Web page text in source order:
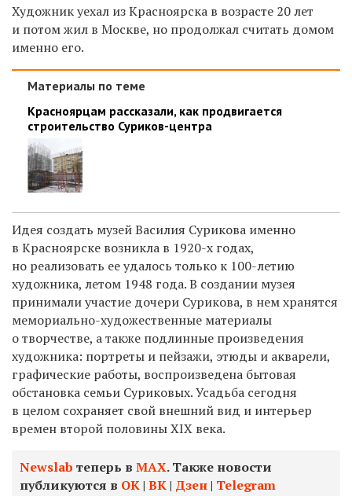
Художник уехал из Красноярска в возрасте 20 лет
и потом жил в Москве, но продолжал считать домом
именно его.
Материалы по теме
Красноярцам рассказали, как продвигается
строительство Суриков-центра
Идея создать музей Василия Сурикова именно
в Красноярске возникла в 1920-х годах,
но реализовать ее удалось только к 100-летию
художника, летом 1948 года. В создании музея
принимали участие дочери Сурикова, в нем хранятся
мемориально-художественные материалы
о творчестве, а также подлинные произведения
художника: портреты и пейзажи, этюды и акварели,
графические работы, воспроизведена бытовая
обстановка семьи Суриковых. Усадьба сегодня
в целом сохраняет свой внешний вид и интерьер
времен второй половины XIX века.
Newslab теперь в МАХ. Также новости
публикуются в ОК| ВК| Дзен| Telegram